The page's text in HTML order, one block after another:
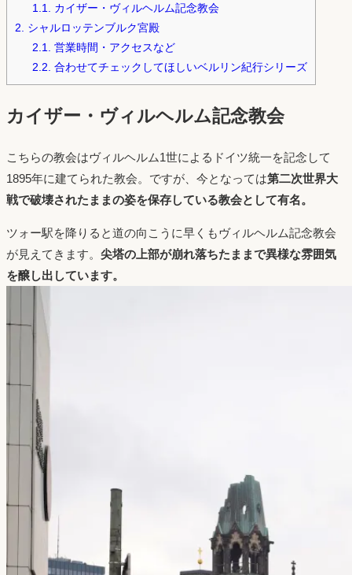
1.1.
カイザー・ヴィルヘルム記念教会
2.
シャルロッテンブルク宮殿
2.1.
営業時間・アクセスなど
2.2. 合わせてチェックしてほしいベルリン紀行シリーズ
カイザー・ヴィルヘルム記念教会
こちらの教会はヴィルヘルム1世によるドイツ統一を記念して
1895年に建てられた教会。ですが、今となっては第二次世界大
戦で破壊されたままの姿を保存している教会として有名。
ツォー駅を降りると道の向こうに早くもヴィルヘルム記念教会
が見えてきます。 尖塔の上部が崩れ落ちたままで異様な雰囲気
を醸し出しています。